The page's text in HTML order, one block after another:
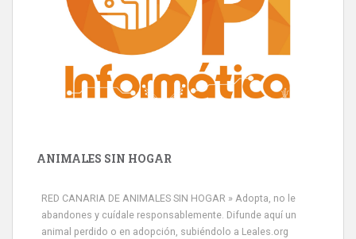
ANIMALES SIN HOGAR
RED CANARIA DE ANIMALES SIN HOGAR » Adopta, no le
abandones y cuídale responsablemente. Difunde aquí un
animal perdido o en adopción, subiéndolo a Leales.org